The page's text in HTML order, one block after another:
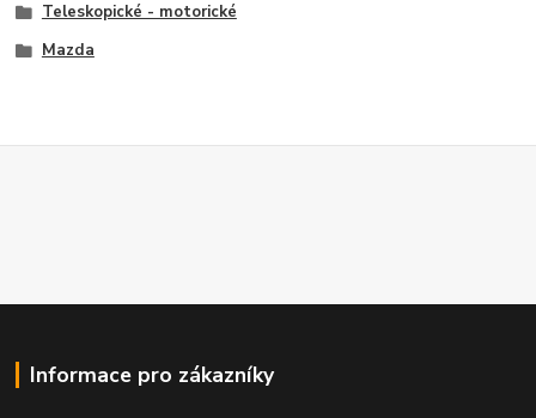
Teleskopické - motorické
Mazda
Informace pro zákazníky